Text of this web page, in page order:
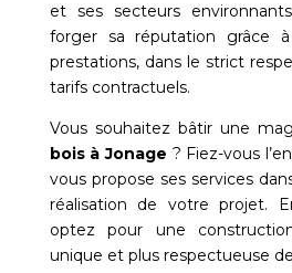
et ses secteurs
forger sa réputation grâce
prestations, dans le strict
tarifs contractuels.
Vous souhaitez bâtir une
bois à Jonage ? Fiez-vous
vous propose ses services
réalisation de votre projet.
optez pour une
unique et plus respectueuse